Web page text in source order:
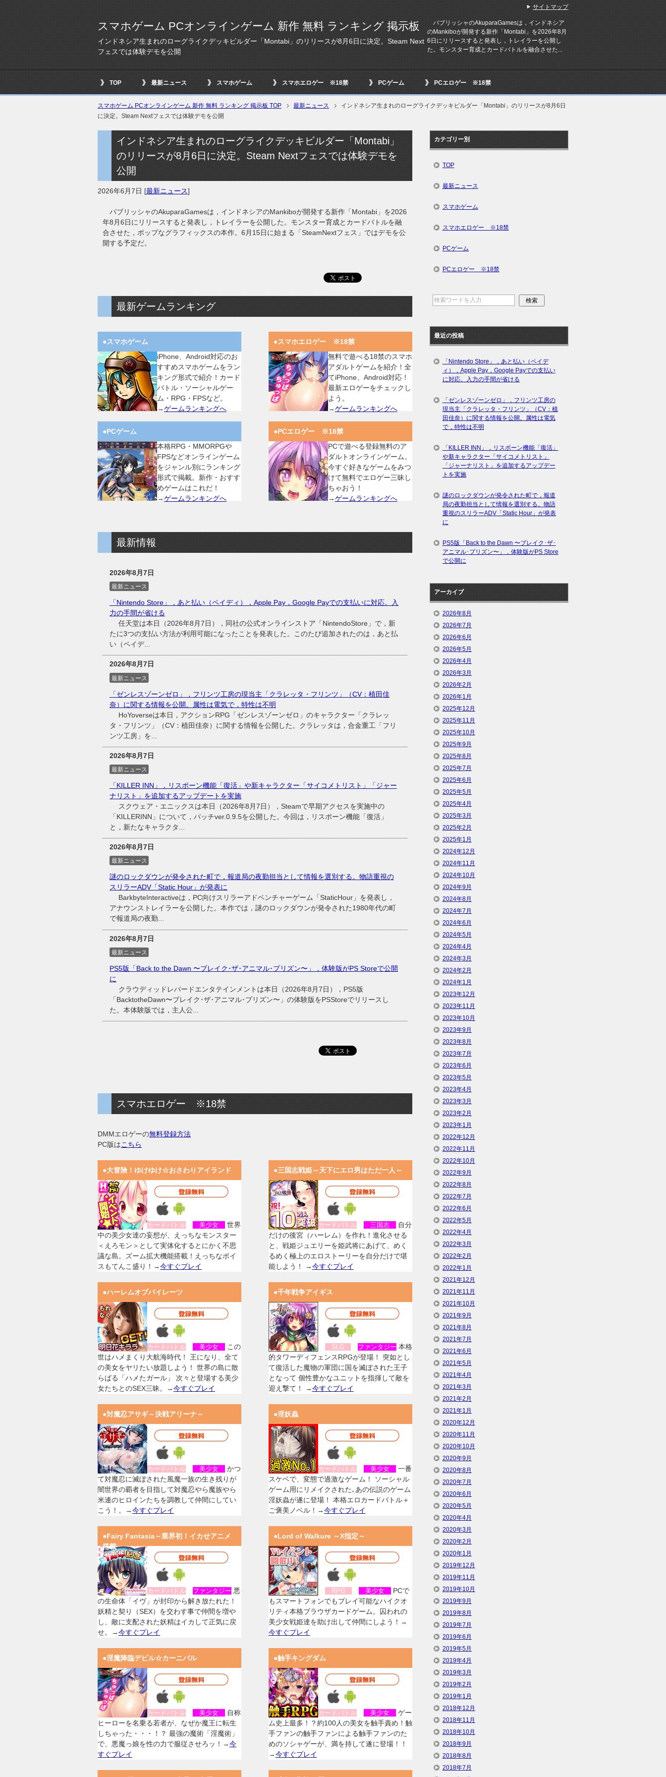
スマホゲーム PCオンラインゲーム 新作 無料 ランキング 掲示板
インドネシア生まれのローグライクデッキビルダー「Montabi」のリリースが8月6日に決定。Steam Next
フェスでは体験デモを公開
パブリッシャのAkuparaGamesは，インドネシア
のMankiboが開発する新作「Montabi」を2026年8月
6日にリリースすると発表し，トレイラーを公開し
た。モンスター育成とカードバトルを融合させた...
TOP 最新ニュース スマホゲーム スマホエロゲー ※18禁 PCゲーム PCエロゲー ※18禁
スマホゲーム PCオンラインゲーム 新作 無料 ランキング 掲示板 TOP 最新ニュース
インドネシア生まれのローグライクデッキビルダー「Montabi」のリリースが8月6日
に決定。Steam Nextフェスでは体験デモを公開
インドネシア生まれのローグライクデッキビルダー「Montabi」
のリリースが8月6日に決定。Steam Nextフェスでは体験デモを
公開
2026年6月7日 [最新ニュース]
パブリッシャのAkuparaGamesは，インドネシアのMankiboが開発する新作「Montabi」を2026
年8月6日にリリースすると発表し，トレイラーを公開した。モンスター育成とカードバトルを融
合させた，ポップなグラフィックスの本作。6月15日に始まる「SteamNextフェス」ではデモを公
開する予定だ。
最新ゲームランキング
●スマホゲーム
iPhone、Android対応のお
すすめスマホゲームをラン
キング形式で紹介！カード
バトル・ソーシャルゲー
ム・RPG・FPSなど。
→ゲームランキングへ
●スマホエロゲー ※18禁
無料で遊べる18禁のスマホ
アダルトゲームを紹介！全
てiPhone、Android対応！
最新エロゲーをチェックし
よう。
→ゲームランキングへ
●PCゲーム
本格RPG・MMORPGや
FPSなどオンラインゲーム
をジャンル別にランキング
形式で掲載。新作・おすす
めゲームはこれだ！
→ゲームランキングへ
●PCエロゲー ※18禁
PCで遊べる登録無料のア
ダルトオンラインゲーム。
今すぐ好きなゲームをみつ
けて無料でエロゲー三昧し
ちゃおう！
→ゲームランキングへ
最新情報
2026年8月7日
最新ニュース
「Nintendo Store」，あと払い（ペイディ），Apple Pay，Google Payでの支払いに対応。入
力の手間が省ける
任天堂は本日（2026年8月7日），同社の公式オンラインストア「NintendoStore」で，新
たに3つの支払い方法が利用可能になったことを発表した。このたび追加されたのは，あと払
い（ペイデ...
2026年8月7日
最新ニュース
「ゼンレスゾーンゼロ」，フリンツ工房の現当主「クラレッタ・フリンツ」（CV：植田佳
奈）に関する情報を公開。属性は電気で，特性は不明
HoYoverseは本日，アクションRPG「ゼンレスゾーンゼロ」のキャラクター「クラレッ
タ・フリンツ」（CV：植田佳奈）に関する情報を公開した。クラレッタは，合金重工「フリ
ンツ工房」を...
2026年8月7日
最新ニュース
「KILLER INN」，リスポーン機能「復活」や新キャラクター「サイコメトリスト」「ジャー
ナリスト」を追加するアップデートを実施
スクウェア・エニックスは本日（2026年8月7日），Steamで早期アクセスを実施中の
「KILLERINN」について，パッチver.0.9.5を公開した。今回は，リスポーン機能「復活」
と，新たなキャラクタ...
2026年8月7日
最新ニュース
謎のロックダウンが発令された町で，報道局の夜勤担当として情報を選別する。物語重視の
スリラーADV「Static Hour」が発表に
BarkbyteInteractiveは，PC向けスリラーアドベンチャーゲーム「StaticHour」を発表し，
アナウンストレイラーを公開した。本作では，謎のロックダウンが発令された1980年代の町
で報道局の夜勤...
2026年8月7日
最新ニュース
PS5版「Back to the Dawn 〜ブレイク･ザ･アニマル･プリズン〜」，体験版がPS Storeで公開
に
クラウディッドレパードエンタテインメントは本日（2026年8月7日），PS5版
「BacktotheDawn〜ブレイク･ザ･アニマル･プリズン〜」の体験版をPSStoreでリリースし
た。本体験版では，主人公...
スマホエロゲー ※18禁
DMMエロゲーの無料登録方法
PC版はこちら
●大冒険！ゆけゆけ☆おさわりアイランド
カードバトル 美少女
世界
中の美少女達の妄想が、えっちなモンスター
＜えろモン＞として実体化するとにかく不思
議な島。ズーム拡大機能搭載！えっちなボイ
スもてんこ盛り！→今すぐプレイ
●三国志戦姫～天下にエロ男はただ一人～
カードバトル 三国志
自分
だけの後宮（ハーレム）を作れ！進化させる
と、戦姫ジュエリーを姫武将にあげて、めく
るめく極上のエロストーリーを自分だけで堪
能しよう！ →今すぐプレイ
●ハーレムオブパイレーツ
カードバトル 美少女
この
世はハメまくり大航海時代！ 王になり、全て
の美女をヤリたい放題しよう！ 世界の島に散
らばる「ハメたガール」 次々と登場する美少
女たちとのSEX三昧。→今すぐプレイ
●千年戦争アイギス
SLG ファンタジー 本格
的タワーディフェンスRPGが登場！ 突如とし
て復活した魔物の軍団に国を滅ぼされた王子
となって 個性豊かなユニットを指揮して敵を
迎え撃て！ →今すぐプレイ
●対魔忍アサギ～決戦アリーナ～
カードバトル 美少女
かつ
て対魔忍に滅ぼされた風魔一族の生き残りが
闇世界の覇者を目指して対魔忍やら魔族やら
米連のヒロインたちを調教して仲間にしてい
こう！。→今すぐプレイ
●淫妖蟲
カードバトル 美少女
一番
スケベで、変態で過激なゲーム！ ソーシャル
ゲーム用にリメイクされた､あの伝説のゲーム
淫妖蟲が遂に登場！ 本格エロカードバトル＋
ご褒美ノベル！→今すぐプレイ
●Fairy Fantasia～業界初！イカせアニメ
搭載
カードバトル ファンタジー 悪
の生命体「イヴ」が封印から解き放たれた！
妖精と契り（SEX）を交わす事で仲間を増や
し、敵に支配された妖精はイカして正気に戻
せ。→今すぐプレイ
●Lord of Walkure ～X指定～
RPG 美少女
PCで
もスマートフォンでもプレイ可能なハイクオ
リティ本格ブラウザカードゲーム。囚われの
美少女戦姫達を助け出して仲間にしよう！→
今すぐプレイ
●淫魔降臨デビル☆カーニバル
カードバトル 美少女
自称
ヒーローを名乗る若者が、なぜか魔王に転生
しちゃった・・・！？ 最強の魔術「淫魔術」
で、悪魔っ娘を性の力で服従させろッ！→今
すぐプレイ
●触手キングダム
カードバトル 美少女
ゲー
ム史上最多！？約100人の美女を触手責め！触
手ファンの触手ファンによる触手ファンのた
めのソシャゲーが、満を持して遂に登場！！
→今すぐプレイ
カテゴリー別
TOP
最新ニュース
スマホゲーム
スマホエロゲー ※18禁
PCゲーム
PCエロゲー ※18禁
最近の投稿
「Nintendo Store」，あと払い（ペイデ
ィ），Apple Pay，Google Payでの支払い
に対応。入力の手間が省ける
「ゼンレスゾーンゼロ」，フリンツ工房の
現当主「クラレッタ・フリンツ」（CV：植
田佳奈）に関する情報を公開。属性は電気
で，特性は不明
「KILLER INN」，リスポーン機能「復活」
や新キャラクター「サイコメトリスト」
「ジャーナリスト」を追加するアップデー
トを実施
謎のロックダウンが発令された町で，報道
局の夜勤担当として情報を選別する。物語
重視のスリラーADV「Static Hour」が発表
に
PS5版「Back to the Dawn 〜ブレイク･ザ･
アニマル･プリズン〜」，体験版がPS Store
で公開に
アーカイブ
2026年8月
2026年7月
2026年6月
2026年5月
2026年4月
2026年3月
2026年2月
2026年1月
2025年12月
2025年11月
2025年10月
2025年9月
2025年8月
2025年7月
2025年6月
2025年5月
2025年4月
2025年3月
2025年2月
2025年1月
2024年12月
2024年11月
2024年10月
2024年9月
2024年8月
2024年7月
2024年6月
2024年5月
2024年4月
2024年3月
2024年2月
2024年1月
2023年12月
2023年11月
2023年10月
2023年9月
2023年8月
2023年7月
2023年6月
2023年5月
2023年4月
2023年3月
2023年2月
2023年1月
2022年12月
2022年11月
2022年10月
2022年9月
2022年8月
2022年7月
2022年6月
2022年5月
2022年4月
2022年3月
2022年2月
2022年1月
2021年12月
2021年11月
2021年10月
2021年9月
2021年8月
2021年7月
2021年6月
2021年5月
2021年4月
2021年3月
2021年2月
2021年1月
2020年12月
2020年11月
2020年10月
2020年9月
2020年8月
2020年7月
2020年6月
2020年5月
2020年4月
2020年3月
2020年2月
2020年1月
2019年12月
2019年11月
2019年10月
2019年9月
2019年8月
2019年7月
2019年6月
2019年5月
2019年4月
2019年3月
2019年2月
2019年1月
2018年12月
2018年11月
2018年10月
2018年9月
2018年8月
2018年7月
サイトマップ